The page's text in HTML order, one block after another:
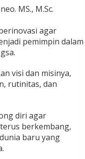
MS., M.Sc.
agar
pemimpin dalam
visi dan misinya,
rutinitas, dan
diri agar
berkembang,
baru yang